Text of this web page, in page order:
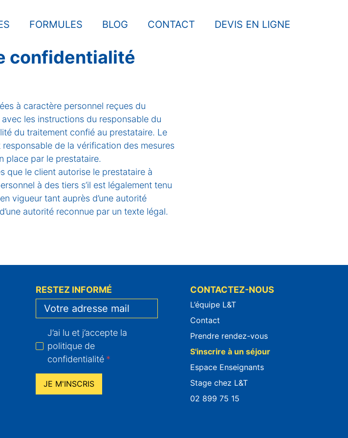
FORMULES BLOG CONTACT DEVIS EN LIGNE
confidentialité
à caractère personnel reçues du
les instructions du responsable du
du traitement confié au prestataire. Le
de la vérification des mesures
place par le prestataire.
que le client autorise le prestataire à
à des tiers s’il est légalement tenu
vigueur tant auprès d’une autorité
autorité reconnue par un texte légal.
RESTEZ INFORMÉ
J’ai lu et j’accepte la
politique de
confidentialité *
JE M'INSCRIS
CONTACTEZ-NOUS
L’équipe L&T
Contact
Prendre rendez-vous
S'inscrire à un séjour
Espace Enseignants
Stage chez L&T
02 899 75 15